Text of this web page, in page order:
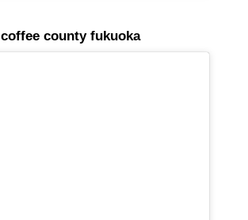
coffee county fukuoka